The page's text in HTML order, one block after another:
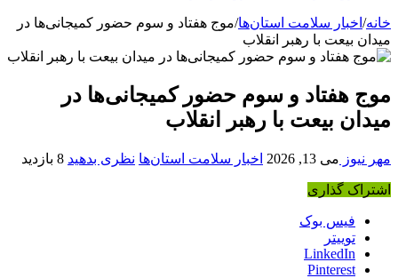
خانه/ اخبار سلامت استان‌ها/موج هفتاد و سوم حضور کمیجانی‌ها در
میدان بیعت با رهبر انقلاب
موج هفتاد و سوم حضور کمیجانی‌ها در
میدان بیعت با رهبر انقلاب
مهر نیوز می 13, 2026 اخبار سلامت استان‌ها نظری بدهید 8 بازدید
اشتراک گذاری
فیس بوک
توییتر
LinkedIn
Pinterest